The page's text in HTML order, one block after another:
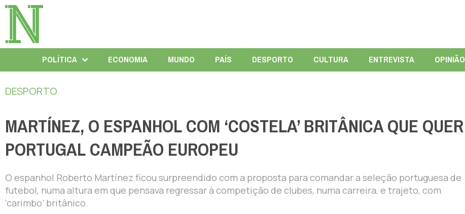
POLÍTICA ECONOMIA MUNDO PAÍS DESPORTO CULTURA ENTREVISTA OPINIÃO
DESPORTO
MARTÍNEZ, O ESPANHOL COM ‘COSTELA’ BRITÂNICA QUE QUER
PORTUGAL CAMPEÃO EUROPEU
O espanhol Roberto Martínez ficou surpreendido com a proposta para comandar a seleção portuguesa de
futebol, numa altura em que pensava regressar à competição de clubes, numa carreira, e trajeto, com
‘carimbo’ britânico.